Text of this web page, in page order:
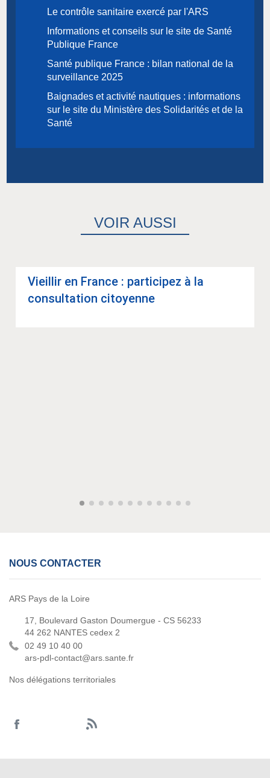
Le contrôle sanitaire exercé par l'ARS
Informations et conseils sur le site de Santé
Publique France
Santé publique France : bilan national de la
surveillance 2025
Baignades et activité nautiques : informations
sur le site du Ministère des Solidarités et de la
Santé
VOIR AUSSI
Vieillir en France : par­ti­ci­pez à la
consul­ta­tion citoyenne
NOUS CONTACTER
ARS Pays de la Loire
17, Boulevard Gaston Doumergue - CS 56233
44 262 NANTES cedex 2
02 49 10 40 00
ars-pdl-contact@ars.sante.fr
Nos délégations territoriales